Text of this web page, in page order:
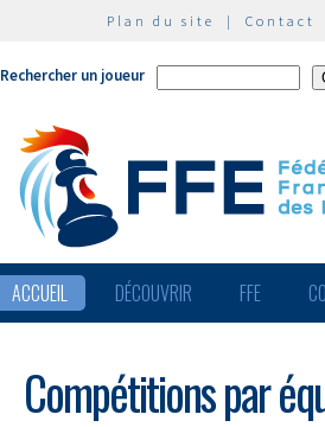
Plan du site | Contact
Rechercher un joueur
ACCUEIL DÉCOUVRIR FFE
Compétitions par